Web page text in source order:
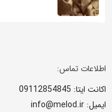
اطلاعات تماس:
اکانت ایتا: 09112854845
ایمیل: info@melod.ir